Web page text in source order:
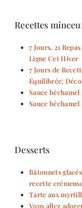
Recettes
7 Jours, 21
Ligne Cet Hiver
7 Jours de
Équilibrée:
Sauce
Sauce
Desserts
Bâtonnets
recette
Tarte aux
Vous allez